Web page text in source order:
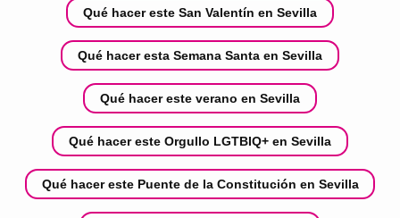
Qué hacer este San Valentín en Sevilla
Qué hacer esta Semana Santa en Sevilla
Qué hacer este verano en Sevilla
Qué hacer este Orgullo LGTBIQ+ en Sevilla
Qué hacer este Puente de la Constitución en Sevilla